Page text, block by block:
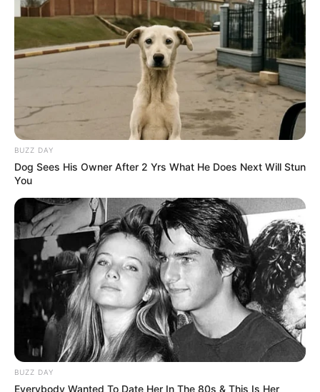
BUZZ DAY
Dog Sees His Owner After 2 Yrs What He Does Next Will Stun
You
BUZZ DAY
Everybody Wanted To Date Her In The 80s & This Is Her